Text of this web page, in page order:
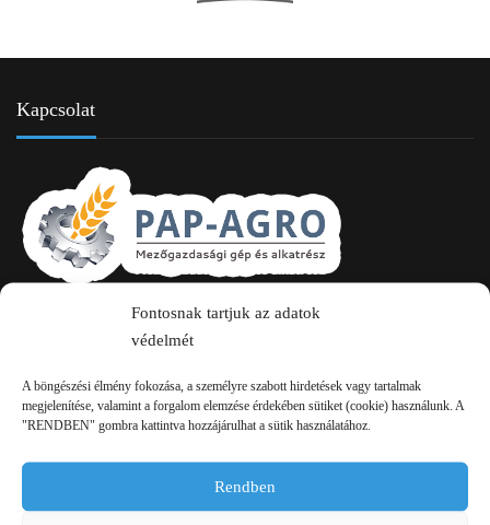
Fontosnak tartjuk az adatok
védelmét
A böngészési élmény fokozása, a személyre szabott hirdetések vagy tartalmak
megjelenítése, valamint a forgalom elemzése érdekében sütiket (cookie) használunk. A
"RENDBEN" gombra kattintva hozzájárulhat a sütik használatához.
Rendben
Kapcsolat
2750 Nagykőrös Alsójárás d. 1/a
+36 53 552 283
Navigáció